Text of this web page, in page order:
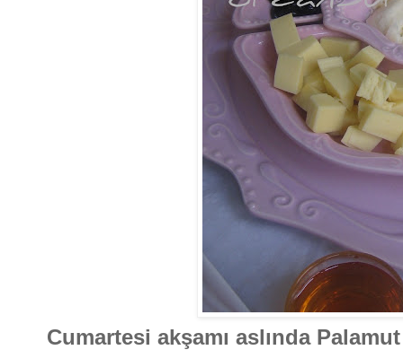
Cumartesi akşamı aslında